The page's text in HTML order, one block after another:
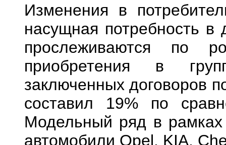
Изменения в
насущная потребность в
прослеживаются по
приобретения в
заключенных договоров
составил 19% по
Модельный ряд в
автомобили Opel, KIA,